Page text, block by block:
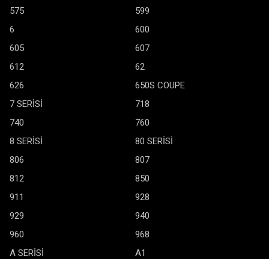
575
599
6
600
605
607
612
62
626
650S COUPE
7 SERİSİ
718
740
760
8 SERİSİ
80 SERİSİ
806
807
812
850
911
928
929
940
960
968
A SERİSİ
A1